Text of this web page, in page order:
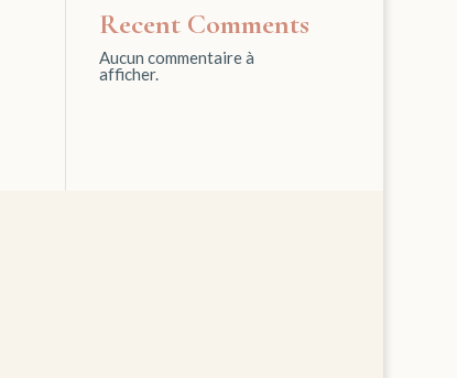
Recent Comments
Aucun commentaire à
afficher.